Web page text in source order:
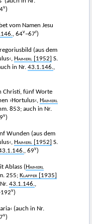
v)
vom Namen Jesu
, 64v−67r)
(aus dem
Haimerl [1952]
S.
in Nr. 43.1.146.,
Christi, fünf Worte
›Hortulus‹, Haimerl
853; auch in Nr.
v)
Wunden (aus dem
Haimerl [1952]
S.
, 69v)
Ablass ( Haimerl
255; Klapper [1935]
43.1.146.,
v)
(auch in Nr.
v)